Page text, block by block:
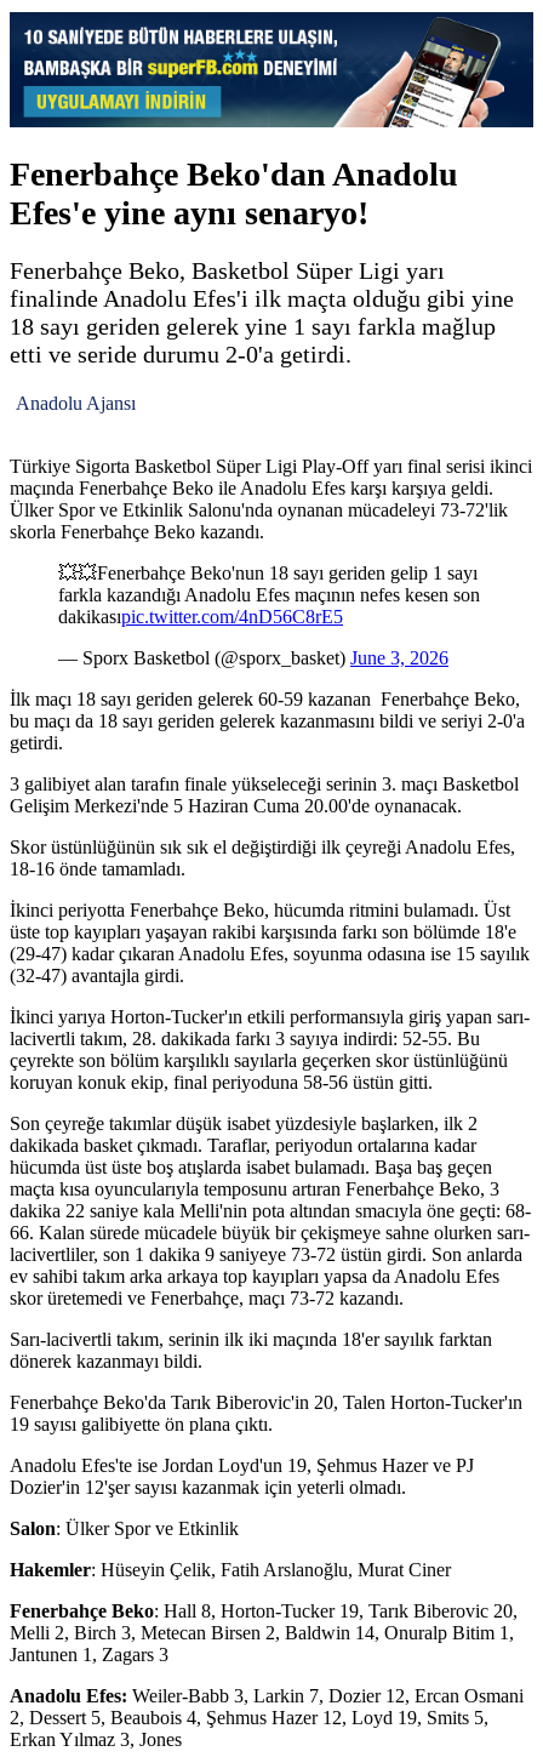
Fenerbahçe Beko'dan Anadolu
Efes'e yine aynı senaryo!
Fenerbahçe Beko, Basketbol Süper Ligi yarı
finalinde Anadolu Efes'i ilk maçta olduğu gibi yine
18 sayı geriden gelerek yine 1 sayı farkla mağlup
etti ve seride durumu 2-0'a getirdi.
Anadolu Ajansı
Türkiye Sigorta Basketbol Süper Ligi Play-Off yarı final serisi ikinci
maçında Fenerbahçe Beko ile Anadolu Efes karşı karşıya geldi.
Ülker Spor ve Etkinlik Salonu'nda oynanan mücadeleyi 73-72'lik
skorla Fenerbahçe Beko kazandı.
💥💥Fenerbahçe Beko'nun 18 sayı geriden gelip 1 sayı
farkla kazandığı Anadolu Efes maçının nefes kesen son
dakikasıpic.twitter.com/4nD56C8rE5
— Sporx Basketbol (@sporx_basket) June 3, 2026
İlk maçı 18 sayı geriden gelerek 60-59 kazanan Fenerbahçe Beko,
bu maçı da 18 sayı geriden gelerek kazanmasını bildi ve seriyi 2-0'a
getirdi.
3 galibiyet alan tarafın finale yükseleceği serinin 3. maçı Basketbol
Gelişim Merkezi'nde 5 Haziran Cuma 20.00'de oynanacak.
Skor üstünlüğünün sık sık el değiştirdiği ilk çeyreği Anadolu Efes,
18-16 önde tamamladı.
İkinci periyotta Fenerbahçe Beko, hücumda ritmini bulamadı. Üst
üste top kayıpları yaşayan rakibi karşısında farkı son bölümde 18'e
(29-47) kadar çıkaran Anadolu Efes, soyunma odasına ise 15 sayılık
(32-47) avantajla girdi.
İkinci yarıya Horton-Tucker'ın etkili performansıyla giriş yapan sarı-
lacivertli takım, 28. dakikada farkı 3 sayıya indirdi: 52-55. Bu
çeyrekte son bölüm karşılıklı sayılarla geçerken skor üstünlüğünü
koruyan konuk ekip, final periyoduna 58-56 üstün gitti.
Son çeyreğe takımlar düşük isabet yüzdesiyle başlarken, ilk 2
dakikada basket çıkmadı. Taraflar, periyodun ortalarına kadar
hücumda üst üste boş atışlarda isabet bulamadı. Başa baş geçen
maçta kısa oyuncularıyla temposunu artıran Fenerbahçe Beko, 3
dakika 22 saniye kala Melli'nin pota altından smacıyla öne geçti: 68-
66. Kalan sürede mücadele büyük bir çekişmeye sahne olurken sarı-
lacivertliler, son 1 dakika 9 saniyeye 73-72 üstün girdi. Son anlarda
ev sahibi takım arka arkaya top kayıpları yapsa da Anadolu Efes
skor üretemedi ve Fenerbahçe, maçı 73-72 kazandı.
Sarı-lacivertli takım, serinin ilk iki maçında 18'er sayılık farktan
dönerek kazanmayı bildi.
Fenerbahçe Beko'da Tarık Biberovic'in 20, Talen Horton-Tucker'ın
19 sayısı galibiyette ön plana çıktı.
Anadolu Efes'te ise Jordan Loyd'un 19, Şehmus Hazer ve PJ
Dozier'in 12'şer sayısı kazanmak için yeterli olmadı.
Salon: Ülker Spor ve Etkinlik
Hakemler: Hüseyin Çelik, Fatih Arslanoğlu, Murat Ciner
Fenerbahçe Beko: Hall 8, Horton-Tucker 19, Tarık Biberovic 20,
Melli 2, Birch 3, Metecan Birsen 2, Baldwin 14, Onuralp Bitim 1,
Jantunen 1, Zagars 3
Anadolu Efes: Weiler-Babb 3, Larkin 7, Dozier 12, Ercan Osmani
2, Dessert 5, Beaubois 4, Şehmus Hazer 12, Loyd 19, Smits 5,
Erkan Yılmaz 3, Jones